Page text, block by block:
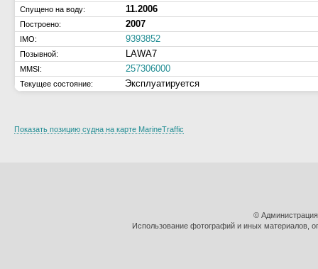
Спущено на воду:
11.2006
Построено: 2007
IMO: 9393852
Позывной: LAWA7
MMSI: 257306000
Текущее состояние: Эксплуатируется
Показать позицию судна на карте MarineTraffic
©
Использование фотографий и иных материалов,